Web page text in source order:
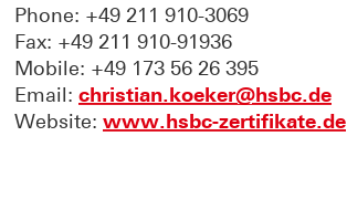
Phone: +49 211 910-3069
Fax: +49 211 910-91936
Mobile: +49 173 56 26 395
Email: christian.koeker@hsbc.de
Website: www.hsbc-zertifikate.de